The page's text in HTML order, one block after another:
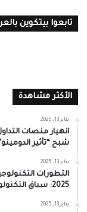
تابعوا بيتكوين
الأكثر مشاهدة
يناير 13, 2025
شبح “تأثير
يناير 13, 2025
التطورات
2025: سباق التكنولوجيا يُعيد تشكيل مشهد الكريبتو
يناير 13, 2025